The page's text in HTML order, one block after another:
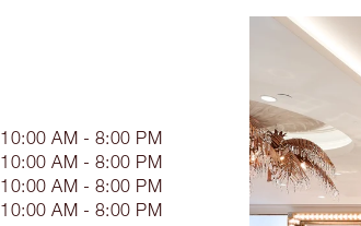
10:00 AM - 8:00 PM
10:00 AM - 8:00 PM
10:00 AM - 8:00 PM
10:00 AM - 8:00 PM